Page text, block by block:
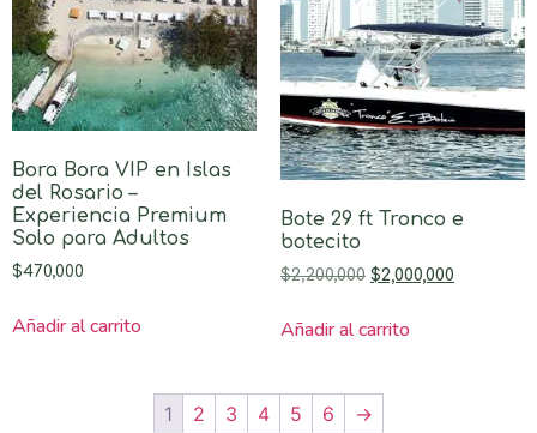
Bora Bora VIP en Islas
del Rosario –
Experiencia Premium
Solo para Adultos
$470,000
Añadir al carrito
Bote 29 ft Tronco e
botecito
$2,200,000 $2,000,000
Añadir al carrito
1 2 3 4 5 6 →